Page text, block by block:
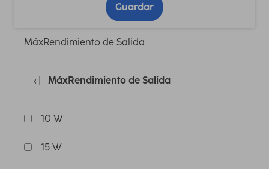
Guardar
MáxRendimiento de Salida
MáxRendimiento de Salida
10 W
15 W